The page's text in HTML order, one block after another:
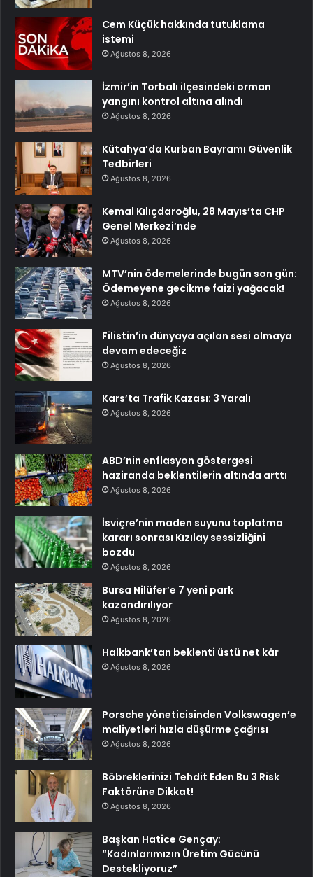
Cem Küçük hakkında tutuklama
istemi
Ağustos 8, 2026
İzmir’in Torbalı ilçesindeki orman
yangını kontrol altına alındı
Ağustos 8, 2026
Kütahya’da Kurban Bayramı Güvenlik
Tedbirleri
Ağustos 8, 2026
Kemal Kılıçdaroğlu, 28 Mayıs’ta CHP
Genel Merkezi’nde
Ağustos 8, 2026
MTV’nin ödemelerinde bugün son gün:
Ödemeyene gecikme faizi yağacak!
Ağustos 8, 2026
Filistin’in dünyaya açılan sesi olmaya
devam edeceğiz
Ağustos 8, 2026
Kars’ta Trafik Kazası: 3 Yaralı
Ağustos 8, 2026
ABD’nin enflasyon göstergesi
haziranda beklentilerin altında arttı
Ağustos 8, 2026
İsviçre’nin maden suyunu toplatma
kararı sonrası Kızılay sessizliğini
bozdu
Ağustos 8, 2026
Bursa Nilüfer’e 7 yeni park
kazandırılıyor
Ağustos 8, 2026
Halkbank’tan beklenti üstü net kâr
Ağustos 8, 2026
Porsche yöneticisinden Volkswagen’e
maliyetleri hızla düşürme çağrısı
Ağustos 8, 2026
Böbreklerinizi Tehdit Eden Bu 3 Risk
Faktörüne Dikkat!
Ağustos 8, 2026
Başkan Hatice Gençay:
“Kadınlarımızın Üretim Gücünü
Destekliyoruz”